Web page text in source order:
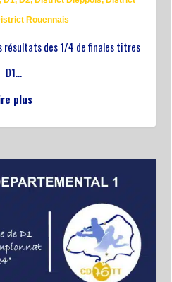
Rouennais
des 1/4 de finales titres
D1...
plus